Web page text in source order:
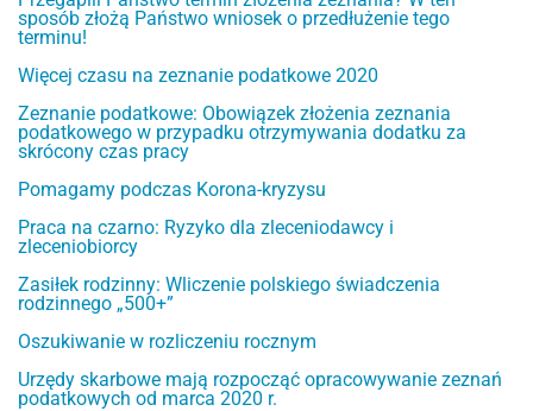
sposób złożą Państwo wniosek o przedłużenie tego
terminu!
Więcej czasu na zeznanie podatkowe 2020
Zeznanie podatkowe: Obowiązek złożenia zeznania
podatkowego w przypadku otrzymywania dodatku za
skrócony czas pracy
Pomagamy podczas Korona-kryzysu
Praca na czarno: Ryzyko dla zleceniodawcy i
zleceniobiorcy
Zasiłek rodzinny: Wliczenie polskiego świadczenia
rodzinnego „500+”
Oszukiwanie w rozliczeniu rocznym
Urzędy skarbowe mają rozpocząć opracowywanie zeznań
podatkowych od marca 2020 r.